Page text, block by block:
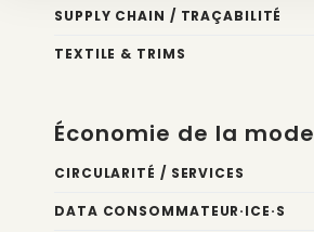
SUPPLY CHAIN / TRAÇABILITÉ
TEXTILE & TRIMS
Économie de la mode
CIRCULARITÉ / SERVICES
DATA CONSOMMATEUR·ICE·S